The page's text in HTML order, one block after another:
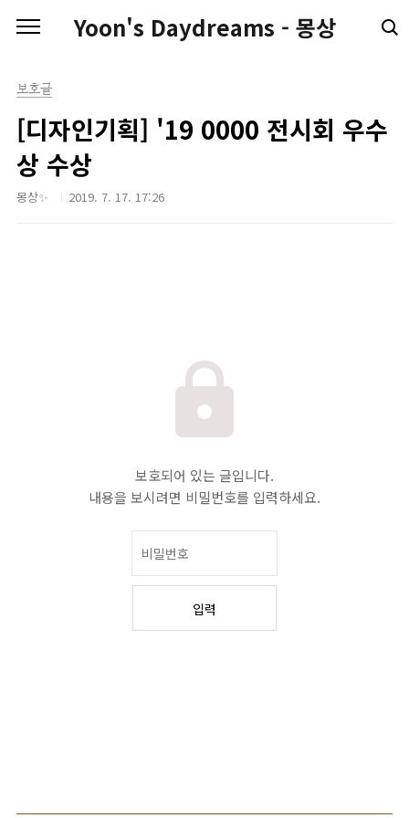
Yoon's Daydreams - 몽상
보호글
[디자인기획] '19 0000 전시회 우수
상 수상
몽상✨ 2019. 7. 17. 17:26
보호되어 있는 글입니다.
내용을 보시려면 비밀번호를 입력하세요.
입력